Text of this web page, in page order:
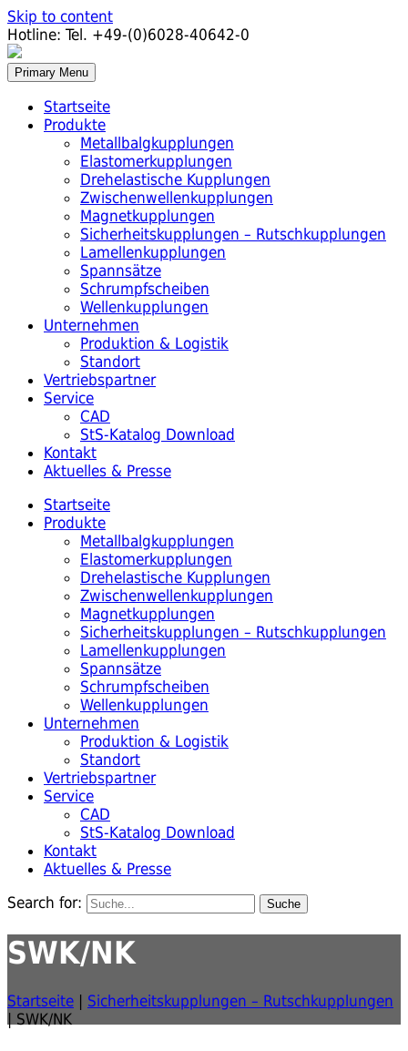
Skip to content
Hotline: Tel. +49-(0)6028-40642-0
Primary Menu
Startseite
Produkte
Metallbalgkupplungen
Elastomerkupplungen
Drehelastische Kupplungen
Zwischenwellenkupplungen
Magnetkupplungen
Sicherheitskupplungen – Rutschkupplungen
Lamellenkupplungen
Spannsätze
Schrumpfscheiben
Wellenkupplungen
Unternehmen
Produktion & Logistik
Standort
Vertriebspartner
Service
CAD
StS-Katalog Download
Kontakt
Aktuelles & Presse
Startseite
Produkte
Metallbalgkupplungen
Elastomerkupplungen
Drehelastische Kupplungen
Zwischenwellenkupplungen
Magnetkupplungen
Sicherheitskupplungen – Rutschkupplungen
Lamellenkupplungen
Spannsätze
Schrumpfscheiben
Wellenkupplungen
Unternehmen
Produktion & Logistik
Standort
Vertriebspartner
Service
CAD
StS-Katalog Download
Kontakt
Aktuelles & Presse
Search for:
SWK/NK
Startseite | Sicherheitskupplungen – Rutschkupplungen
| SWK/NK